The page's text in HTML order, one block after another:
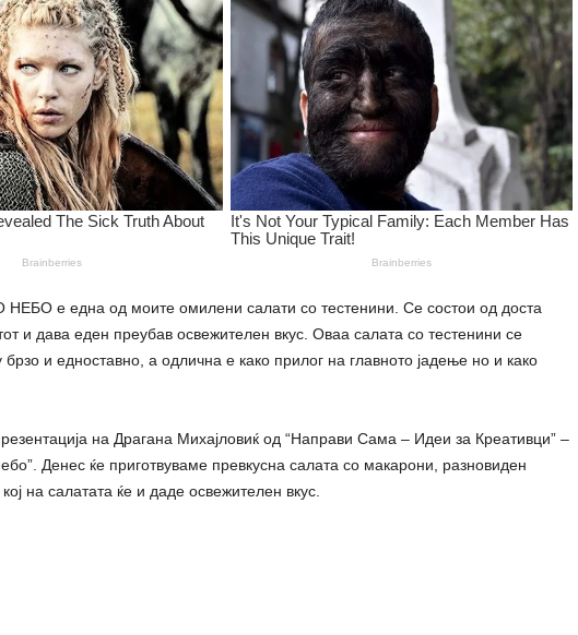
е една од моите омилени салати со тестенини. Се состои од доста
и дава еден преубав освежителен вкус. Оваа салата со тестенини се
брзо и едноставно, а одлична е како прилог на главното јадење но и како
на Драгана Михајловиќ од “Направи Сама – Идеи за Креативци” –
Денес ќе приготвуваме превкусна салата со макарони, разновиден
кој на салатата ќе и даде освежителен вкус.